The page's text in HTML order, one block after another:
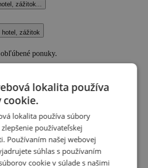
zážitok...
hotel, zážitok
ponuky.
na zmeny v ponukách
Travelkingu naplno.
lokalita používa
cookie.
lokalita používa súbory
používateľskej
Používaním našej webovej
súhlas s používaním
cookie v súlade s našimi